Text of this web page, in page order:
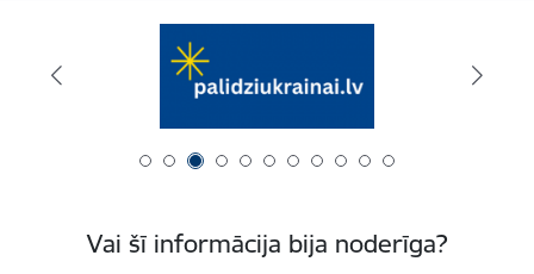
Vai šī informācija bija noderīga?